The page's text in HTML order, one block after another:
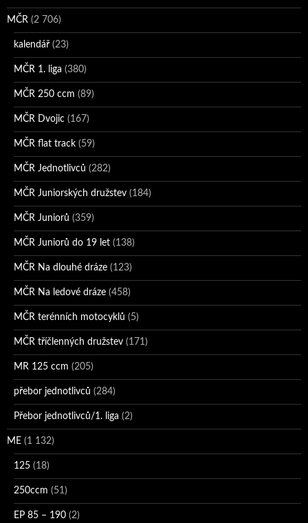
MČR (2 706)
kalendář (23)
MČR 1. liga (380)
MČR 250 ccm (89)
MČR Dvojic (167)
MČR flat track (59)
MČR Jednotlivců (282)
MČR Juniorských družstev (184)
MČR Juniorů (359)
MČR Juniorů do 19 let (138)
MČR Na dlouhé dráze (123)
MČR Na ledové dráze (458)
MČR terénních motocyklů (5)
MČR tříčlenných družstev (171)
MR 125 ccm (205)
přebor jednotlivců (284)
Přebor jednotlivců/1. liga (2)
ME (1 132)
125 (18)
250ccm (51)
EP 85 – 190 (2)